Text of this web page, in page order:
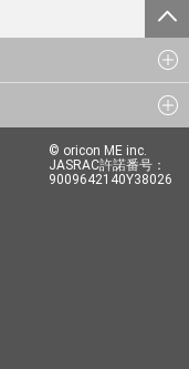
© oricon ME inc.
JASRAC許諾番号：
9009642140Y38026